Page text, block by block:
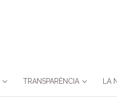
TRANSPARÈNCIA LA